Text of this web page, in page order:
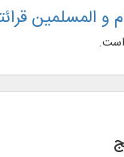
المسلمین